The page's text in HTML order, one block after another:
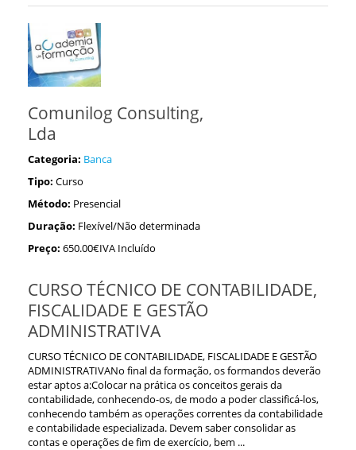
Comunilog Consulting,
Lda
Categoria: Banca
Tipo: Curso
Método: Presencial
Duração: Flexível/Não determinada
Preço: 650.00€IVA Incluído
CURSO TÉCNICO DE CONTABILIDADE,
FISCALIDADE E GESTÃO
ADMINISTRATIVA
CURSO TÉCNICO DE CONTABILIDADE, FISCALIDADE E GESTÃO
ADMINISTRATIVANo final da formação, os formandos deverão
estar aptos a:Colocar na prática os conceitos gerais da
contabilidade, conhecendo-os, de modo a poder classificá-los,
conhecendo também as operações correntes da contabilidade
e contabilidade especializada. Devem saber consolidar as
contas e operações de fim de exercício, bem ...